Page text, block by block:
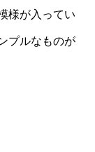
様が入ってい
プルなものが